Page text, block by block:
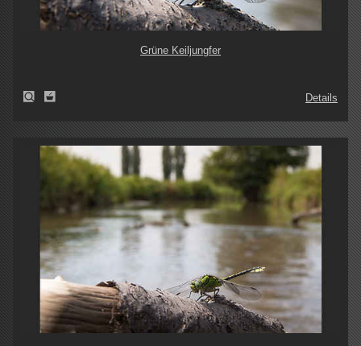
Grüne Keiljungfer
Details